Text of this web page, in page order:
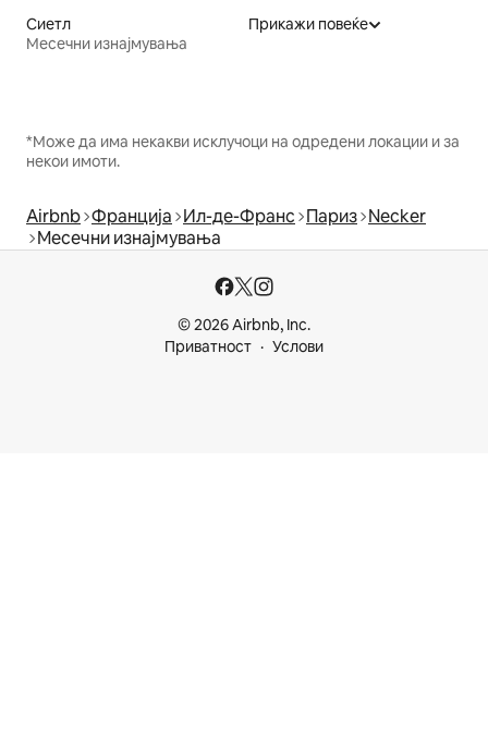
Сиетл
Месечни изнајмувања
Прикажи повеќе
*Може да има некакви исклучоци на одредени локации и за
некои имоти.
Airbnb Франција Ил-де-Франс Париз Necker
Месечни изнајмувања
© 2026 Airbnb, Inc.
Приватност
Услови